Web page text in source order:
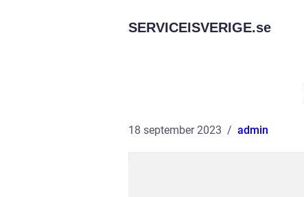
SERVICEISVERIGE.se
18 september 2023 admin